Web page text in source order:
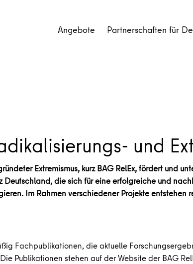
Angebote Partnerschaften für
und
Extremismus, kurz BAG RelEx, fördert und
die sich für eine erfolgreiche und
Im Rahmen verschiedener Projekte
Fachpublikationen, die aktuelle
Publikationen stehen auf der Website der BAG